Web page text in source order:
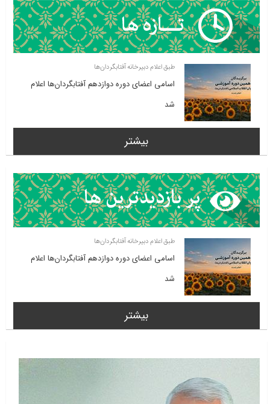
طبق اعلام دبیرخانه آفتابگردان‌ها
اسامی اعضای دوره دوازدهم آفتابگردان‌ها اعلام
شد
بیشتر
طبق اعلام دبیرخانه آفتابگردان‌ها
اسامی اعضای دوره دوازدهم آفتابگردان‌ها اعلام
شد
بیشتر